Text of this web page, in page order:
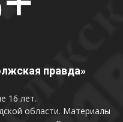
правда»
16 лет.
области. Материалы